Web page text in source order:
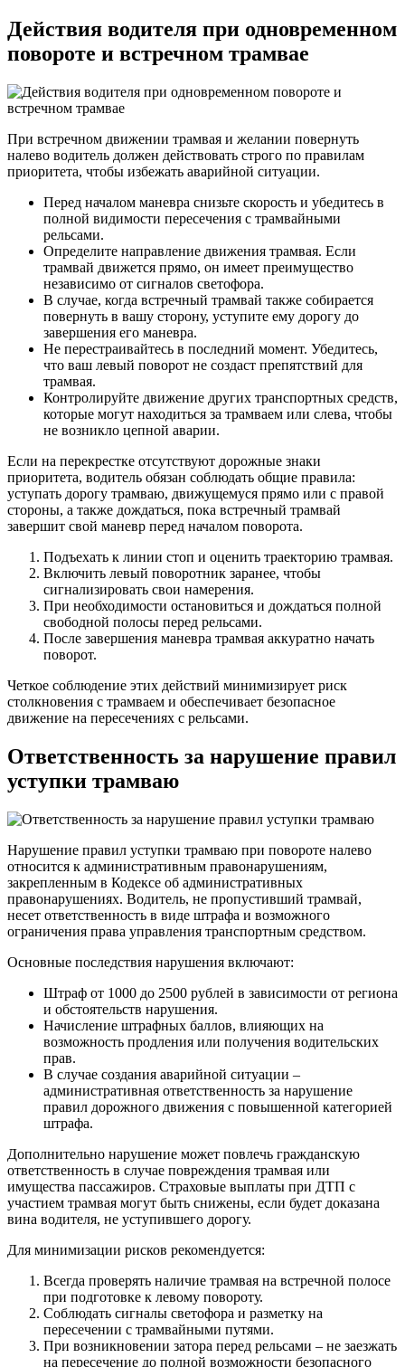
Действия водителя при одновременном
повороте и встречном трамвае
При встречном движении трамвая и желании повернуть
налево водитель должен действовать строго по правилам
приоритета, чтобы избежать аварийной ситуации.
Перед началом маневра снизьте скорость и убедитесь в
полной видимости пересечения с трамвайными
рельсами.
Определите направление движения трамвая. Если
трамвай движется прямо, он имеет преимущество
независимо от сигналов светофора.
В случае, когда встречный трамвай также собирается
повернуть в вашу сторону, уступите ему дорогу до
завершения его маневра.
Не перестраивайтесь в последний момент. Убедитесь,
что ваш левый поворот не создаст препятствий для
трамвая.
Контролируйте движение других транспортных средств,
которые могут находиться за трамваем или слева, чтобы
не возникло цепной аварии.
Если на перекрестке отсутствуют дорожные знаки
приоритета, водитель обязан соблюдать общие правила:
уступать дорогу трамваю, движущемуся прямо или с правой
стороны, а также дождаться, пока встречный трамвай
завершит свой маневр перед началом поворота.
Подъехать к линии стоп и оценить траекторию трамвая.
Включить левый поворотник заранее, чтобы
сигнализировать свои намерения.
При необходимости остановиться и дождаться полной
свободной полосы перед рельсами.
После завершения маневра трамвая аккуратно начать
поворот.
Четкое соблюдение этих действий минимизирует риск
столкновения с трамваем и обеспечивает безопасное
движение на пересечениях с рельсами.
Ответственность за нарушение правил
уступки трамваю
Нарушение правил уступки трамваю при повороте налево
относится к административным правонарушениям,
закрепленным в Кодексе об административных
правонарушениях. Водитель, не пропустивший трамвай,
несет ответственность в виде штрафа и возможного
ограничения права управления транспортным средством.
Основные последствия нарушения включают:
Штраф от 1000 до 2500 рублей в зависимости от региона
и обстоятельств нарушения.
Начисление штрафных баллов, влияющих на
возможность продления или получения водительских
прав.
В случае создания аварийной ситуации –
административная ответственность за нарушение
правил дорожного движения с повышенной категорией
штрафа.
Дополнительно нарушение может повлечь гражданскую
ответственность в случае повреждения трамвая или
имущества пассажиров. Страховые выплаты при ДТП с
участием трамвая могут быть снижены, если будет доказана
вина водителя, не уступившего дорогу.
Для минимизации рисков рекомендуется:
Всегда проверять наличие трамвая на встречной полосе
при подготовке к левому повороту.
Соблюдать сигналы светофора и разметку на
пересечении с трамвайными путями.
При возникновении затора перед рельсами – не заезжать
на пересечение до полной возможности безопасного